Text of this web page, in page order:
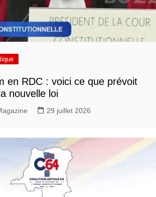
en RDC : voici ce que prévoit
nouvelle loi
29 juillet 2026